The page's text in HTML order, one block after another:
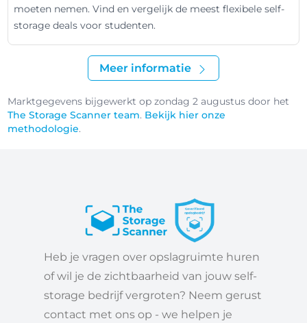
moeten nemen. Vind en vergelijk de meest flexibele self-
storage deals voor studenten.
Meer informatie
Marktgegevens bijgewerkt op zondag 2 augustus door het
The Storage Scanner team. Bekijk hier onze
methodologie.
Heb je vragen over opslagruimte huren
of wil je de zichtbaarheid van jouw self-
storage bedrijf vergroten? Neem gerust
contact met ons op - we helpen je